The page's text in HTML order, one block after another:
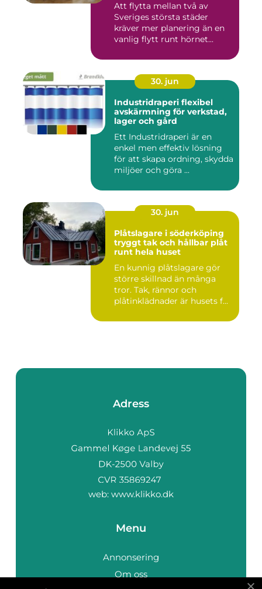
Att flytta mellan två av
Sveriges största städer
kräver mer planering än en
vanlig flytt runt hörnet...
30. jun
Industridraperi flexibel
avskärmning för verkstad,
lager och gård
Ett Industridraperi är en
enkel men effektiv lösning
för att skapa ordning, skydda
miljöer och göra ...
30. jun
Plåtslagare i söderköping
tryggt tak och hållbar plåt
runt hela huset
En kunnig plåtslagare gör
större skillnad än många
tror. Tak, rännor och
plåtinklädnader är husets f...
Adress
web: www.klikko.dk
Menu
Annonsering
Om oss